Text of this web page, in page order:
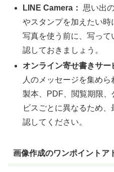
LINE Camera：
思い出
やスタンプを加えたい時
写真を使う前に、写っ
認しておきましょう。
オンライン寄せ書きサー
人のメッセージを集めら
製本、PDF、閲覧期限
ビスごとに異なるため
認してください。
画像作成のワンポイントア